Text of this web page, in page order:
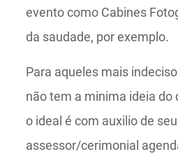
evento como Cabines
da saudade, por exemplo.
Para aqueles mais
não tem a minima ideia do
o ideal é com auxilio de seu
assessor/cerimonial